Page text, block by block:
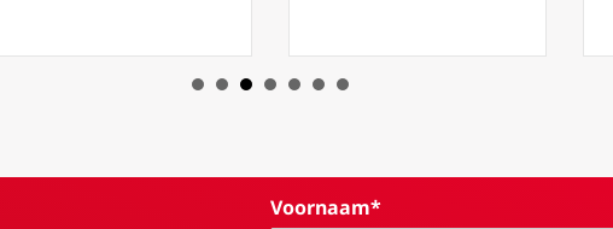
Voornaam*